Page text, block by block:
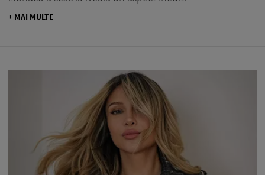
+ MAI MULTE